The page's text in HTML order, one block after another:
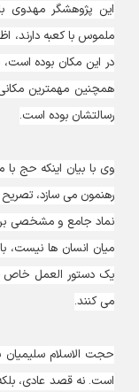
این پژوهشگر مهدوی با
ملموس با کعبه دارند،
در این مکان بوده است،
همچنین مهمترین
رسالتشان بوده است.
وی با بیان اینکه حج با
رهنمون می سازد،
نماد جامع و مشخصی
میان انسان ها نیست،
یک دستور العمل خاص
می کنند.
حجت الاسلام سلیمیان
است. نه قصد عادی،